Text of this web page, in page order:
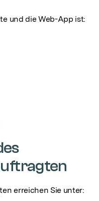
und die Web-App ist:
erreichen Sie unter: